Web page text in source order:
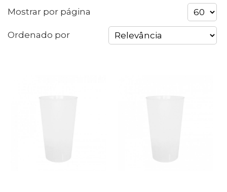
Mostrar por página
Ordenado por